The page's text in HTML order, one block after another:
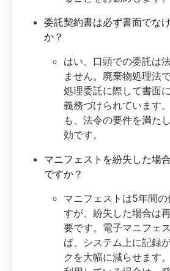
委託契約書は必ず書面でな
か？
はい、口頭での委託は
ません。廃棄物処理法
処理委託に際して書面
義務づけられています
も、法令の要件を満た
効です。
マニフェストを紛失した場
ですか？
マニフェストは5年間の
すが、紛失した場合は
要です。電子マニフェ
ば、システム上に記録
クを大幅に減らせます